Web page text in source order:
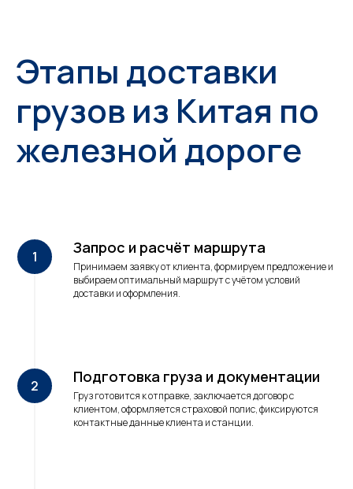
Этапы доставки
грузов из Китая по
железной дороге
Запрос и расчёт маршрута
Принимаем заявку от клиента, формируем предложение и
выбираем оптимальный маршрут с учётом условий
доставки и оформления.
Подготовка груза и документации
Груз готовится к отправке, заключается договор с
клиентом, оформляется страховой полис, фиксируются
контактные данные клиента и станции.